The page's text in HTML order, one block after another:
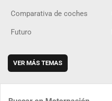
Comparativa de coches
Futuro
VER MÁS TEMAS